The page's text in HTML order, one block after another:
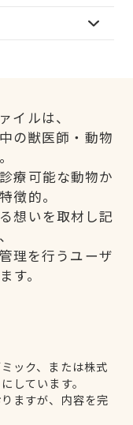
イルは、
の獣医師・動物
療可能な動物か
徴的。
想いを取材し記
理を行うユーザ
す。
ック、または株式
しています。
ますが、内容を完